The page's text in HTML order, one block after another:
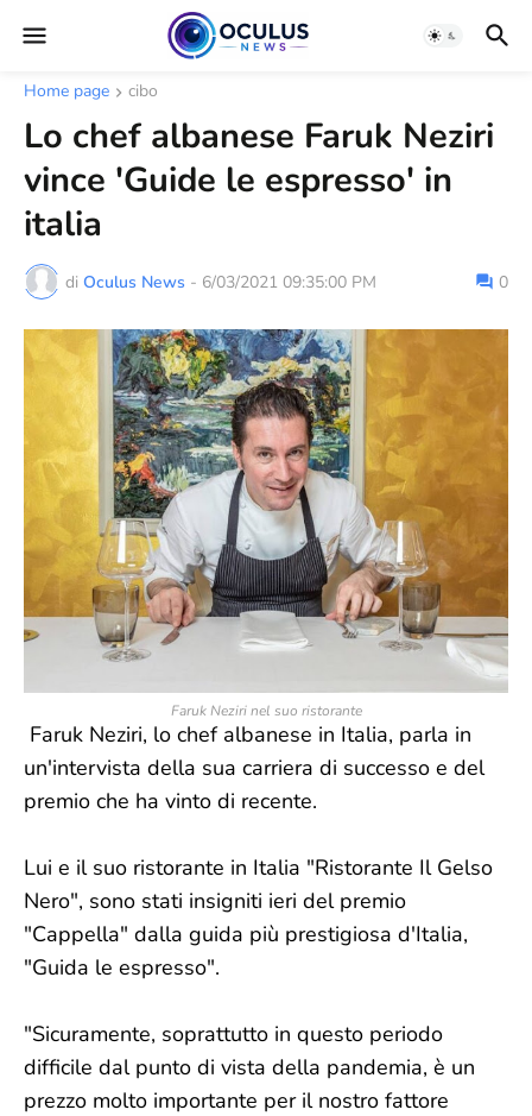
Home page cibo
Lo chef albanese Faruk Neziri
vince 'Guide le espresso' in
italia
di Oculus News - 6/03/2021 09:35:00 PM 0
Faruk Neziri nel suo ristorante
Faruk Neziri, lo chef albanese in Italia, parla in
un'intervista della sua carriera di successo e del
premio che ha vinto di recente.
Lui e il suo ristorante in Italia "Ristorante Il Gelso
Nero", sono stati insigniti ieri del premio
"Cappella" dalla guida più prestigiosa d'Italia,
"Guida le espresso".
"Sicuramente, soprattutto in questo periodo
difficile dal punto di vista della pandemia, è un
prezzo molto importante per il nostro fattore